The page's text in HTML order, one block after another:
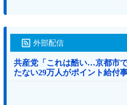
外部配信
共産党「これは酷い…京都市
たない29万人がポイント給付